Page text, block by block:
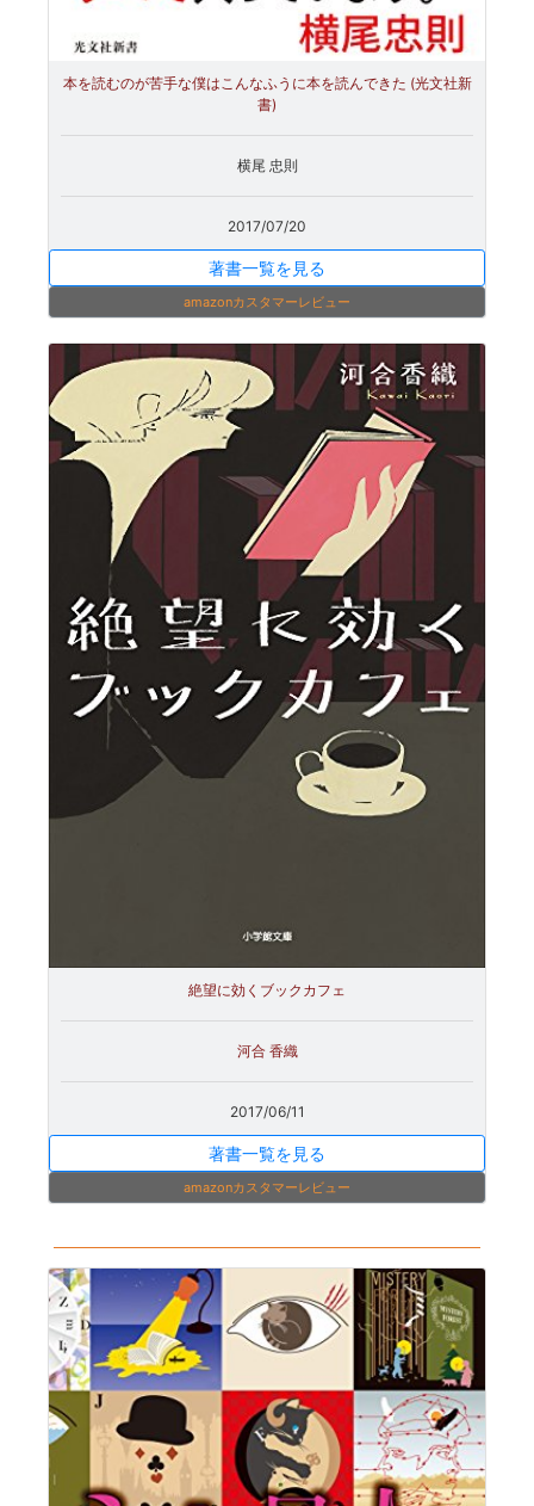
本を読むのが苦手な僕はこんなふうに本を読んできた (光文社新
書)
横尾 忠則
2017/07/20
著書一覧を見る
amazonカスタマーレビュー
絶望に効くブックカフェ
河合 香織
2017/06/11
著書一覧を見る
amazonカスタマーレビュー